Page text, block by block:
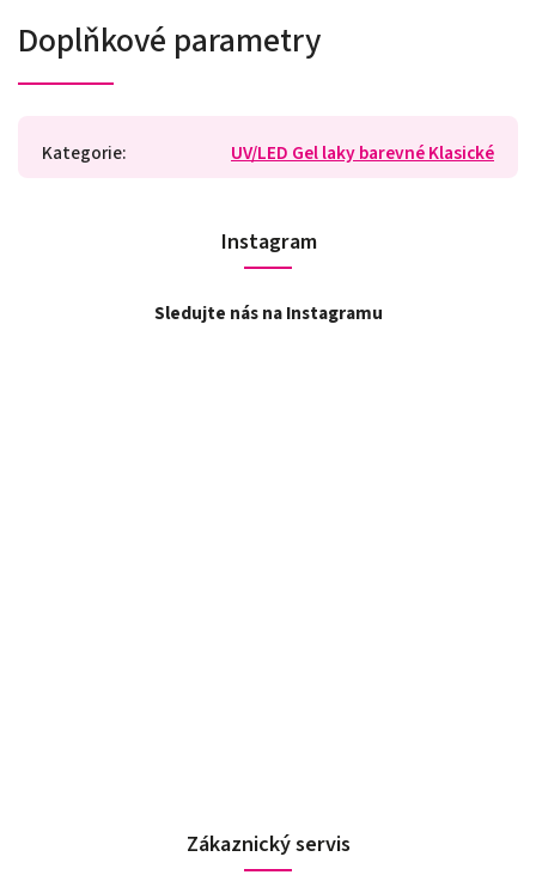
Doplňkové parametry
Kategorie: UV/LED Gel laky barevné Klasické
Instagram
Sledujte nás na Instagramu
Zákaznický servis